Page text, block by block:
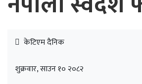
केटिएम दैनिक
शुक्रवार, साउन १० २०८२